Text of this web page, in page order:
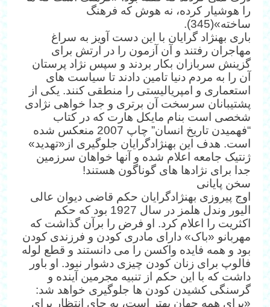
را هوشیار کرده، نه هوش که فرهنگ
ساخته»(345).
باری به‎نژاد گرایان با این دست آویز به سراغ
مهاجران رفتند و آن آزمون را در ارتش برای
گزینش سربازان بکار بردند و سپس نژاد پرستان
آن را به مردم دنیا تامین دادند تا سیاست های
استعماری و امپریالیستی را منطقی کنند. یکی از
پشتیبانان سرسخت آن برتری و جدا خواهی نژادی
شخصی است بنام مایکل هارت که در کتاب
“فهمیدن تاریخ انسان” چاپ 2007 منعکس شده
است. هدف این به‎نژادگرایان جلوگیری از«تهدید»
ژنتیک جامعه اعلام شده و آنها خواهان سرزمین
جدا برای نژادها های گوناگون هستند!
سخن پایانی
اوج پیروزی به‎نژادگرایان حکم قاضی دیوان عالی
الیور وندل هلمز در سال 1927 بود که حکم
اکثریت را اعلام کرد. او فرض را برآن گذاشت که
مهربانو «باک» دارای مادری کودن و فرزندی کودن
بود و همه فایده واکسن را می دانستند و قطع لوله
فالوپ برای زنان کودن چیزی دشوار نبود. او باور
داشت که با این حکم از تنبیه مجرمین آینده و
گرسنگی کشیدن کودن ها جلوگیری خواهد شد:
«برای همه جهان بهتر است، به جای انتظار برای